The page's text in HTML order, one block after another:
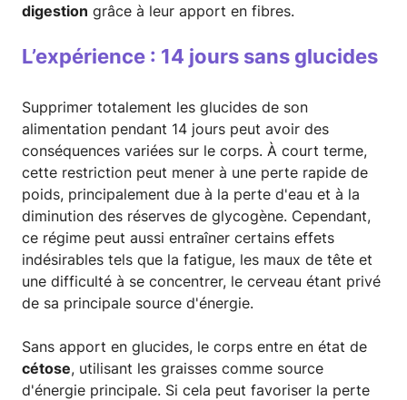
digestion grâce à leur apport en fibres.
L’expérience : 14 jours sans glucides
Supprimer totalement les glucides de son
alimentation pendant 14 jours peut avoir des
conséquences variées sur le corps. À court terme,
cette restriction peut mener à une perte rapide de
poids, principalement due à la perte d'eau et à la
diminution des réserves de glycogène. Cependant,
ce régime peut aussi entraîner certains effets
indésirables tels que la fatigue, les maux de tête et
une difficulté à se concentrer, le cerveau étant privé
de sa principale source d'énergie.
Sans apport en glucides, le corps entre en état de
cétose, utilisant les graisses comme source
d'énergie principale. Si cela peut favoriser la perte